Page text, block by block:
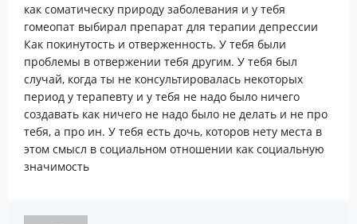
как соматическу природу заболевания и у тебя
гомеопат выбирал препарат для терапии депрессии
Как покинутость и отверженность. У тебя были
проблемы в отвержении тебя другим. У тебя был
случай, когда ты не консультировалась некоторых
период у терапевту и у тебя не надо было ничего
создавать как ничего не надо было не делать и не про
тебя, а про ин. У тебя есть дочь, которов нету места в
этом смысл в социальном отношении как социальную
значимость